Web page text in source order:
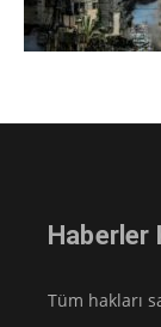
Haberler
Tüm hakları